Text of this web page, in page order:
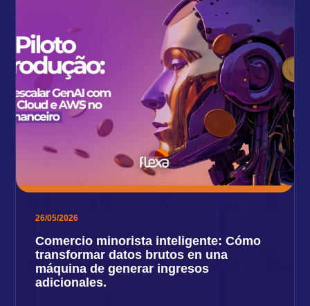
26/05/2026
Comercio minorista inteligente: Cómo
transformar datos brutos en una
máquina de generar ingresos
adicionales.